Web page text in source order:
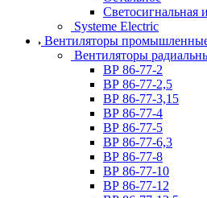
Светосигнальная
Systeme Electric
Вентиляторы
Вентиляторы
ВР 86-77-2
ВР 86-77-2,5
ВР 86-77-3,15
ВР 86-77-4
ВР 86-77-5
ВР 86-77-6,3
ВР 86-77-8
ВР 86-77-10
ВР 86-77-12